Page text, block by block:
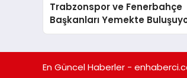
Trabzonspor ve Fenerbahçe
Başkanları Yemekte
En Güncel Haberler -